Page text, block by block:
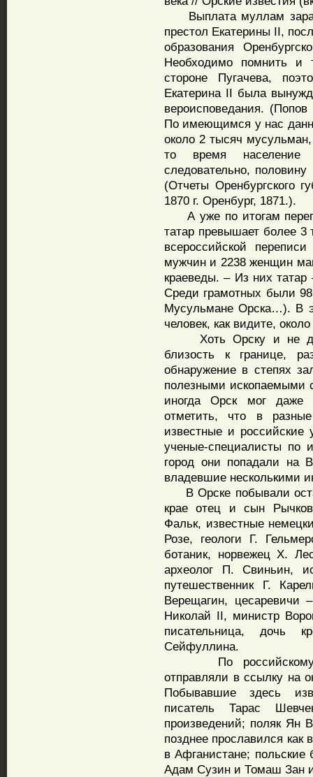
Выплата муллам
престол Екатерины II,
образования
Необходимо помнить и
стороне Пугачева,
Екатерина II была
вероисповедания.
По имеющимся у нас
около 2 тысяч
то время население
следовательно,
(Отчеты Оренбургского
1870 г. Оренбург, 1871.).
А уже по итогам
татар превышает более 3
всероссийской
мужчин и 2238 женщин
краеведы. – Из них татар
Среди грамотных были
Мусульмане Орска…). В
человек, как видите,
Хоть Орску и не
близость к границе,
обнаружение в степях
полезными ископаемыми
иногда Орск мог даже
отметить, что в
известные и российские
ученые-специалисты по
город они попадали на
владевшие несколькими
В Орске побывали
крае отец и сын
Фальк, известные
Розе, геологи Г.
ботаник, норвежец Х.
археолог П. Свиньин,
путешественник Г.
Верещагин, цесаревичи
Николай II, министр
писательница, дочь
Сейфуллина.
По российскому
отправляли в ссылку на
Побывавшие здесь
писатель Тарас
произведений; поляк Ян
позднее прославился
в Афганистане;
Адам Сузин и Томаш Зан